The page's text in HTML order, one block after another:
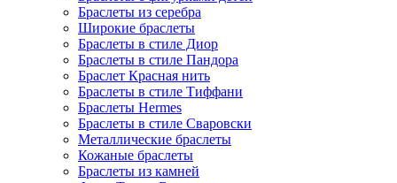
Браслеты из серебра
Широкие браслеты
Браслеты в стиле Диор
Браслеты в стиле Пандора
Браслет Красная нить
Браслеты в стиле Тиффани
Браслеты Hermes
Браслеты в стиле Сваровски
Металлические браслеты
Кожаные браслеты
Браслеты из камней